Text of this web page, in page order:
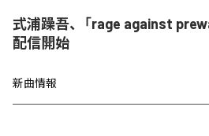
式浦躁吾、「rage against
配信開始
新曲情報